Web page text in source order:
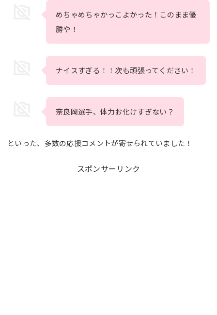
めちゃめちゃかっこよかった！このまま優
勝や！
ナイスすぎる！！次も頑張ってください！
奈良岡選手、体力お化けすぎない？
といった、多数の応援コメントが寄せられていました！
スポンサーリンク